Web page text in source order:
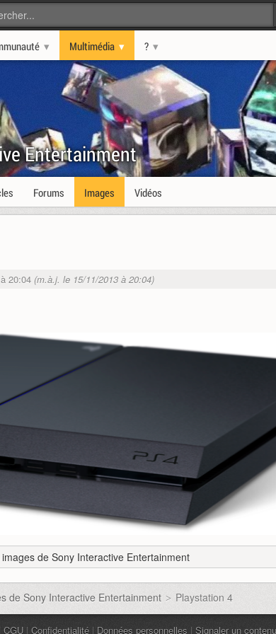
Multimédia ?
Entertainment
Forums Images Vidéos
20:04 (m.à.j. le 15/11/2013 à 20:04)
de Sony Interactive Entertainment
de Sony Interactive Entertainment > Playstation 4
CGU | Confidentialité | Données personnelles | Signaler un contenu